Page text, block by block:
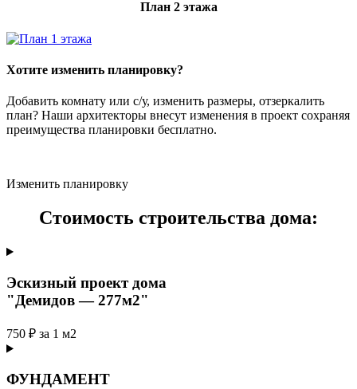
План 2 этажа
Хотите изменить планировку?
Добавить комнату или с/у, изменить размеры, отзеркалить
план? Наши архитекторы внесут изменения в проект сохраняя
преимущества планировки бесплатно.
Изменить планировку
Стоимость строительства дома:
Эскизный проект дома
"Демидов — 277м2"
750 ₽ за 1 м2
ФУНДАМЕНТ